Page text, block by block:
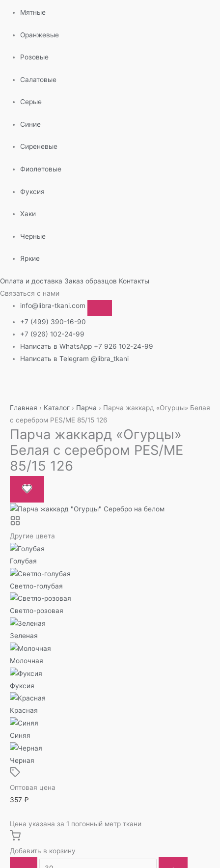
Мятные
Оранжевые
Розовые
Салатовые
Серые
Синие
Сиреневые
Фиолетовые
Фуксия
Хаки
Черные
Яркие
Оплата и доставка Заказ образцов Контакты
Связаться с нами
info@libra-tkani.com
+7 (499) 390-16-90
+7 (926) 102-24-99
Написать в WhatsApp +7 926 102-24-99
Написать в Telegram @libra_tkani
содержимому
Главная › Каталог › Парча › Парча жаккард «Огурцы» Белая
с серебром PES/ME 85/15 126
Парча жаккард «Огурцы»
Белая с серебром PES/ME
85/15 126
Другие цвета
Голубая
Светло-голубая
Светло-розовая
Зеленая
Молочная
Фуксия
Красная
Синяя
Черная
Оптовая цена
357 ₽
Цена указана за 1 погонный метр ткани
Добавить в корзину